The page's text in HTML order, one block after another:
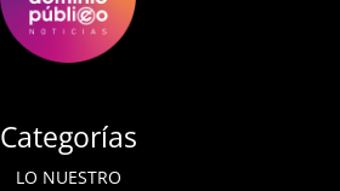
Categorías
LO NUESTRO